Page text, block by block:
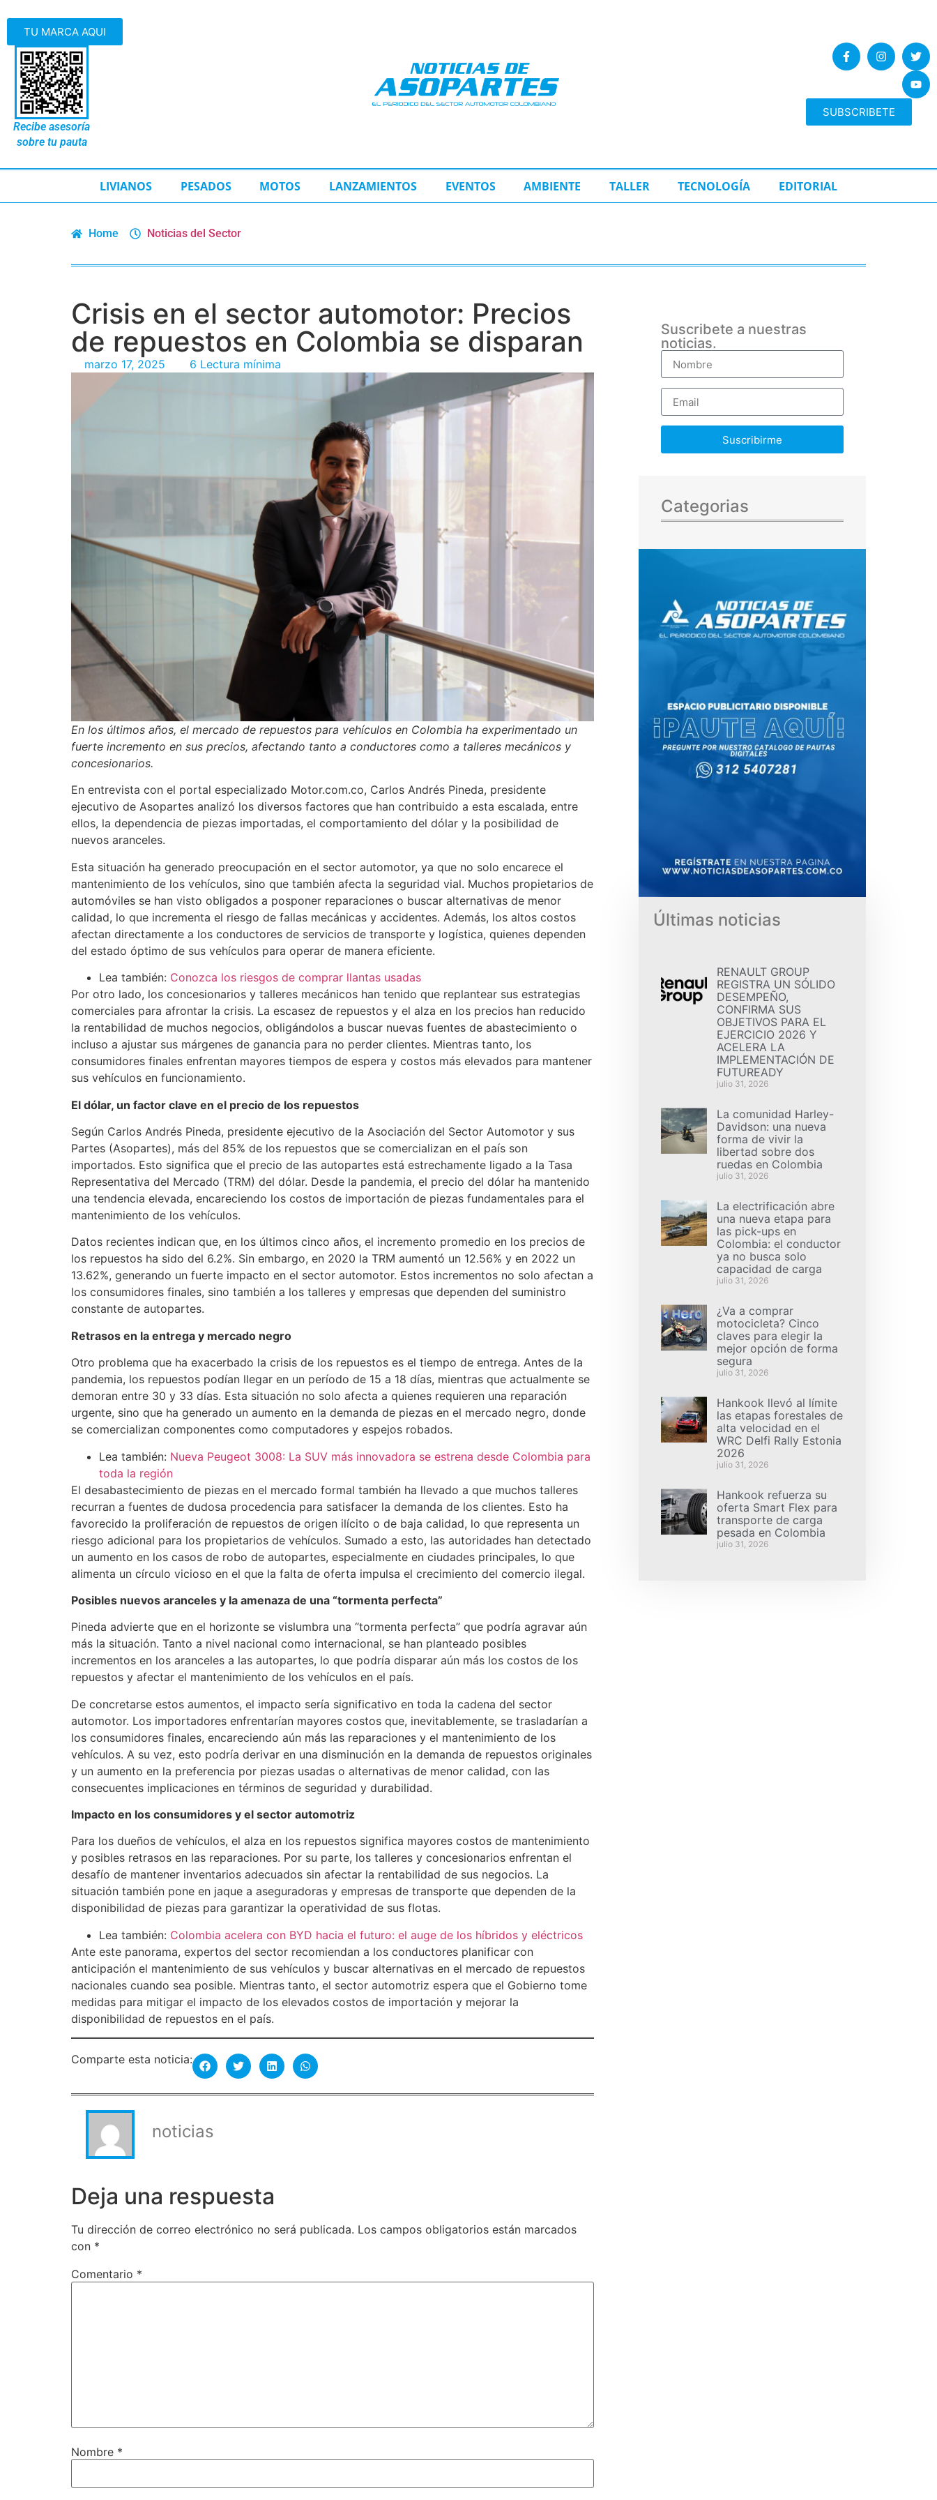
TU MARCA AQUI
Recibe asesoría
sobre tu pauta
SUBSCRIBETE
LIVIANOS PESADOS MOTOS LANZAMIENTOS EVENTOS AMBIENTE TALLER TECNOLOGÍA EDITORIAL
Home Noticias del Sector
Crisis en el sector automotor: Precios
de repuestos en Colombia se disparan
marzo 17, 2025 6 Lectura mínima
En los últimos años, el mercado de repuestos para vehículos en Colombia ha experimentado un
fuerte incremento en sus precios, afectando tanto a conductores como a talleres mecánicos y
concesionarios.
En entrevista con el portal especializado Motor.com.co, Carlos Andrés Pineda, presidente
ejecutivo de Asopartes analizó los diversos factores que han contribuido a esta escalada, entre
ellos, la dependencia de piezas importadas, el comportamiento del dólar y la posibilidad de
nuevos aranceles.
Esta situación ha generado preocupación en el sector automotor, ya que no solo encarece el
mantenimiento de los vehículos, sino que también afecta la seguridad vial. Muchos propietarios de
automóviles se han visto obligados a posponer reparaciones o buscar alternativas de menor
calidad, lo que incrementa el riesgo de fallas mecánicas y accidentes. Además, los altos costos
afectan directamente a los conductores de servicios de transporte y logística, quienes dependen
del estado óptimo de sus vehículos para operar de manera eficiente.
Lea también: Conozca los riesgos de comprar llantas usadas
Por otro lado, los concesionarios y talleres mecánicos han tenido que replantear sus estrategias
comerciales para afrontar la crisis. La escasez de repuestos y el alza en los precios han reducido
la rentabilidad de muchos negocios, obligándolos a buscar nuevas fuentes de abastecimiento o
incluso a ajustar sus márgenes de ganancia para no perder clientes. Mientras tanto, los
consumidores finales enfrentan mayores tiempos de espera y costos más elevados para mantener
sus vehículos en funcionamiento.
El dólar, un factor clave en el precio de los repuestos
Según Carlos Andrés Pineda, presidente ejecutivo de la Asociación del Sector Automotor y sus
Partes (Asopartes), más del 85% de los repuestos que se comercializan en el país son
importados. Esto significa que el precio de las autopartes está estrechamente ligado a la Tasa
Representativa del Mercado (TRM) del dólar. Desde la pandemia, el precio del dólar ha mantenido
una tendencia elevada, encareciendo los costos de importación de piezas fundamentales para el
mantenimiento de los vehículos.
Datos recientes indican que, en los últimos cinco años, el incremento promedio en los precios de
los repuestos ha sido del 6.2%. Sin embargo, en 2020 la TRM aumentó un 12.56% y en 2022 un
13.62%, generando un fuerte impacto en el sector automotor. Estos incrementos no solo afectan a
los consumidores finales, sino también a los talleres y empresas que dependen del suministro
constante de autopartes.
Retrasos en la entrega y mercado negro
Otro problema que ha exacerbado la crisis de los repuestos es el tiempo de entrega. Antes de la
pandemia, los repuestos podían llegar en un período de 15 a 18 días, mientras que actualmente se
demoran entre 30 y 33 días. Esta situación no solo afecta a quienes requieren una reparación
urgente, sino que ha generado un aumento en la demanda de piezas en el mercado negro, donde
se comercializan componentes como computadores y espejos robados.
Lea también: Nueva Peugeot 3008: La SUV más innovadora se estrena desde Colombia para
toda la región
El desabastecimiento de piezas en el mercado formal también ha llevado a que muchos talleres
recurran a fuentes de dudosa procedencia para satisfacer la demanda de los clientes. Esto ha
favorecido la proliferación de repuestos de origen ilícito o de baja calidad, lo que representa un
riesgo adicional para los propietarios de vehículos. Sumado a esto, las autoridades han detectado
un aumento en los casos de robo de autopartes, especialmente en ciudades principales, lo que
alimenta un círculo vicioso en el que la falta de oferta impulsa el crecimiento del comercio ilegal.
Posibles nuevos aranceles y la amenaza de una “tormenta perfecta”
Pineda advierte que en el horizonte se vislumbra una “tormenta perfecta” que podría agravar aún
más la situación. Tanto a nivel nacional como internacional, se han planteado posibles
incrementos en los aranceles a las autopartes, lo que podría disparar aún más los costos de los
repuestos y afectar el mantenimiento de los vehículos en el país.
De concretarse estos aumentos, el impacto sería significativo en toda la cadena del sector
automotor. Los importadores enfrentarían mayores costos que, inevitablemente, se trasladarían a
los consumidores finales, encareciendo aún más las reparaciones y el mantenimiento de los
vehículos. A su vez, esto podría derivar en una disminución en la demanda de repuestos originales
y un aumento en la preferencia por piezas usadas o alternativas de menor calidad, con las
consecuentes implicaciones en términos de seguridad y durabilidad.
Impacto en los consumidores y el sector automotriz
Para los dueños de vehículos, el alza en los repuestos significa mayores costos de mantenimiento
y posibles retrasos en las reparaciones. Por su parte, los talleres y concesionarios enfrentan el
desafío de mantener inventarios adecuados sin afectar la rentabilidad de sus negocios. La
situación también pone en jaque a aseguradoras y empresas de transporte que dependen de la
disponibilidad de piezas para garantizar la operatividad de sus flotas.
Lea también: Colombia acelera con BYD hacia el futuro: el auge de los híbridos y eléctricos
Ante este panorama, expertos del sector recomiendan a los conductores planificar con
anticipación el mantenimiento de sus vehículos y buscar alternativas en el mercado de repuestos
nacionales cuando sea posible. Mientras tanto, el sector automotriz espera que el Gobierno tome
medidas para mitigar el impacto de los elevados costos de importación y mejorar la
disponibilidad de repuestos en el país.
Comparte esta noticia:
noticias
Deja una respuesta
Tu dirección de correo electrónico no será publicada. Los campos obligatorios están marcados
con *
Comentario *
Nombre *
Suscribete a nuestras
noticias.
Suscribirme
Categorias
Últimas noticias
RENAULT GROUP
REGISTRA UN SÓLIDO
DESEMPEÑO,
CONFIRMA SUS
OBJETIVOS PARA EL
EJERCICIO 2026 Y
ACELERA LA
IMPLEMENTACIÓN DE
FUTUREADY
julio 31, 2026
La comunidad Harley-
Davidson: una nueva
forma de vivir la
libertad sobre dos
ruedas en Colombia
julio 31, 2026
La electrificación abre
una nueva etapa para
las pick-ups en
Colombia: el conductor
ya no busca solo
capacidad de carga
julio 31, 2026
¿Va a comprar
motocicleta? Cinco
claves para elegir la
mejor opción de forma
segura
julio 31, 2026
Hankook llevó al límite
las etapas forestales de
alta velocidad en el
WRC Delfi Rally Estonia
2026
julio 31, 2026
Hankook refuerza su
oferta Smart Flex para
transporte de carga
pesada en Colombia
julio 31, 2026